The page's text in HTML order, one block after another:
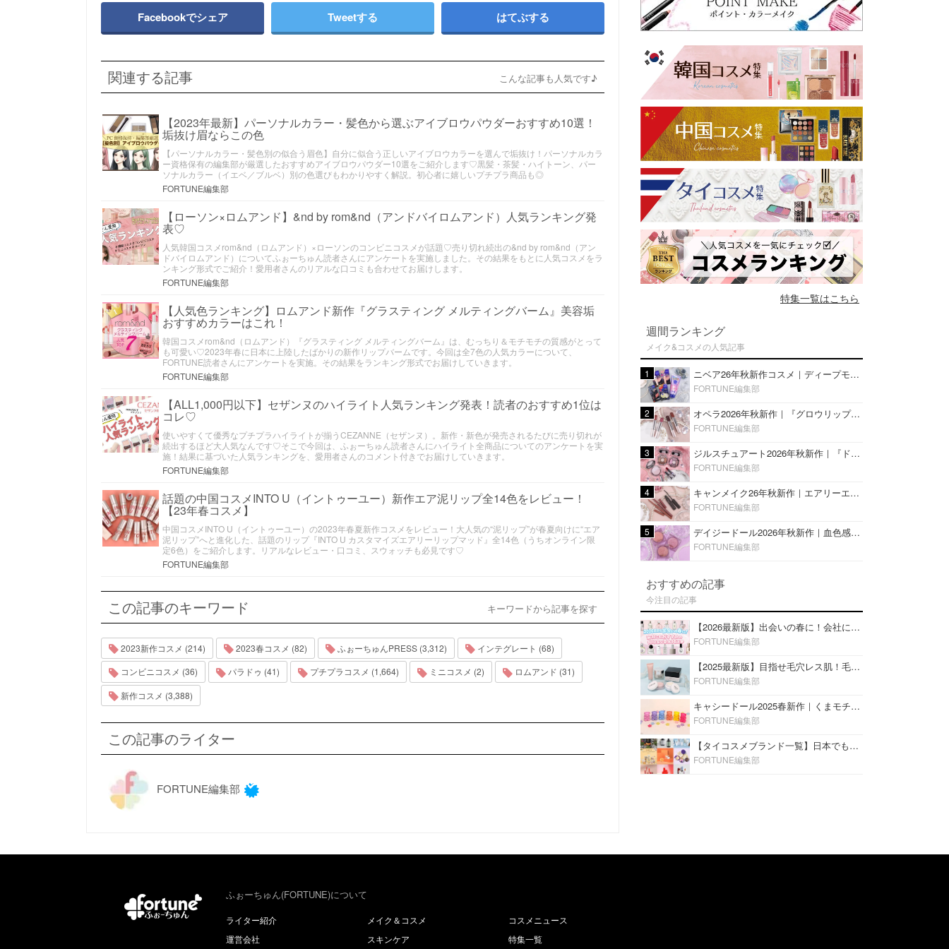
Facebookでシェア Tweetする はてぶする
関連する記事 こんな記事も人気です♪
【2023年最新】パーソナルカラー・髪色から選ぶアイブロウパウダーおすすめ10選！
垢抜け眉ならこの色
【パーソナルカラー・髪色別の似合う眉色】自分に似合う正しいアイブロウカラーを選んで垢抜け！パーソナルカラ
ー資格保有の編集部が厳選したおすすめアイブロウパウダー10選をご紹介します♡黒髪・茶髪・ハイトーン、パー
ソナルカラー（イエベ／ブルベ）別の色選びもわかりやすく解説。初心者に嬉しいプチプラ商品も◎
FORTUNE編集部
【ローソン×ロムアンド】&nd by rom&nd（アンドバイロムアンド）人気ランキング発
表♡
人気韓国コスメrom&nd（ロムアンド）×ローソンのコンビニコスメが話題♡売り切れ続出の&nd by rom&nd（アン
ドバイロムアンド）についてふぉーちゅん読者さんにアンケートを実施しました。その結果をもとに人気コスメをラ
ンキング形式でご紹介！愛用者さんのリアルな口コミも合わせてお届けします。
FORTUNE編集部
【人気色ランキング】ロムアンド新作『グラスティング メルティングバーム』美容垢
おすすめカラーはこれ！
韓国コスメrom&nd（ロムアンド）『グラスティング メルティングバーム』は、むっちり＆モチモチの質感がとって
も可愛い♡2023年春に日本に上陸したばかりの新作リップバームです。今回は全7色の人気カラーについて、
FORTUNE読者さんにアンケートを実施。その結果をランキング形式でお届けしていきます。
FORTUNE編集部
【ALL1,000円以下】セザンヌのハイライト人気ランキング発表！読者のおすすめ1位は
コレ♡
使いやすくて優秀なプチプラハイライトが揃うCEZANNE（セザンヌ）。新作・新色が発売されるたびに売り切れが
続出するほど大人気なんです♡そこで今回は、ふぉーちゅん読者さんにハイライト全商品についてのアンケートを実
施！結果に基づいた人気ランキングを、愛用者さんのコメント付きでお届けしていきます。
FORTUNE編集部
話題の中国コスメINTO U（イントゥーユー）新作エア泥リップ全14色をレビュー！
【23年春コスメ】
中国コスメINTO U（イントゥーユー）の2023年春夏新作コスメをレビュー！大人気の“泥リップ”が春夏向けに“エア
泥リップ”へと進化した、話題のリップ『INTO U カスタマイズエアリーリップマッド』全14色（うちオンライン限
定6色）をご紹介します。リアルなレビュー・口コミ、スウォッチも必見です♡
FORTUNE編集部
この記事のキーワード キーワードから記事を探す
2023新作コスメ (214) 2023春コスメ (82) ふぉーちゅんPRESS (3,312)
インテグレート (68)
コンビニコスメ (36)
パラドゥ (41) プチプラコスメ (1,664) ミニコスメ (2)
ロムアンド (31)
新作コスメ (3,388)
この記事のライター
FORTUNE編集部
特集一覧はこちら
週間ランキング
メイク&コスメの人気記事
1 ニベア26年秋新作コスメ｜ディープモイスチャーリップの美容液タイプや2in1ボディクリームスクラブも
FORTUNE編集部
2 オペラ2026年秋新作｜『グロウリップティント』の新色・限定色はローズジャムカラー♡全4色をレビュー
FORTUNE編集部
3 ジルスチュアート2026年秋新作｜『ドレスドブルーム アイズ』新色や限定ハイライト・リップをレビュー
FORTUNE編集部
4 キャンメイク26年秋新作｜エアリーエクステンションライナー＆カールスナイパーマスカラ新色をレビュー
FORTUNE編集部
5 デイジードール2026年秋新作｜血色感が可愛い♡『パウダー ブラッシュ ブルーム』新3色をレビュー
FORTUNE編集部
おすすめの記事
今注目の記事
【2026最新版】出会いの春に！会社にもおすすめの好印象な香水14選♡ビジネスの場での香水マナーも
FORTUNE編集部
【2025最新版】目指せ毛穴レス肌！毛穴を埋めて隠す「おすすめ部分用下地＆プライマー」ランキング♡
FORTUNE編集部
キャシードール2025春新作｜くまモチーフのミニリップ「シャイニーベア リップモイスト」をレビュー♡
FORTUNE編集部
【タイコスメブランド一覧】日本でも人気沸騰中の“タイコスメ”ブランド20選！
FORTUNE編集部
ふぉーちゅん(FORTUNE)について
ライター紹介
運営会社
メイク＆コスメ
スキンケア
コスメニュース
特集一覧